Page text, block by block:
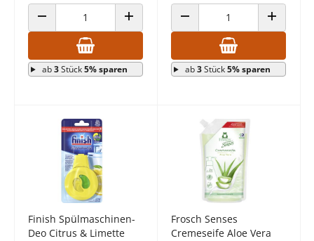
ANZAHL VERRINGERN ANZAHL ERHÖHEN
ab3Stück5% sparen
ANZAHL VERRINGERN ANZAHL
ab3Stück5% sparen
Finish Spülmaschinen-
Deo Citrus & Limette
Frosch Senses
Cremeseife Aloe Vera